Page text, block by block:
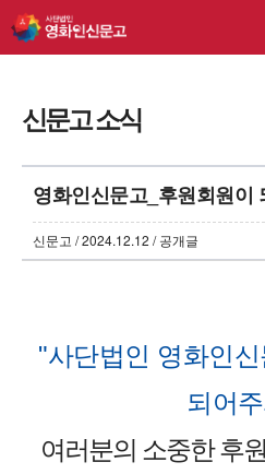
신문고 소식
영화인신문고_후원회원이
신문고 / 2024.12.12 / 공개글
"사단법인 영화인신
되어
여러분의 소중한 후